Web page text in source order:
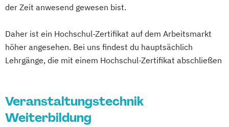
der Zeit anwesend gewesen bist.
Daher ist ein Hochschul-Zertifikat auf dem Arbeitsmarkt
höher angesehen. Bei uns findest du hauptsächlich
Lehrgänge, die mit einem Hochschul-Zertifikat abschließen
Veranstaltungstechnik
Weiterbildung